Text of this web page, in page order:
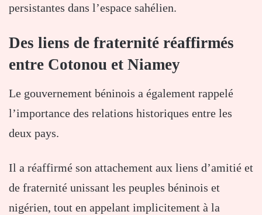
persistantes dans l’espace sahélien.
Des liens de fraternité réaffirmés
entre Cotonou et Niamey
Le gouvernement béninois a également rappelé
l’importance des relations historiques entre les
deux pays.
Il a réaffirmé son attachement aux liens d’amitié et
de fraternité unissant les peuples béninois et
nigérien, tout en appelant implicitement à la